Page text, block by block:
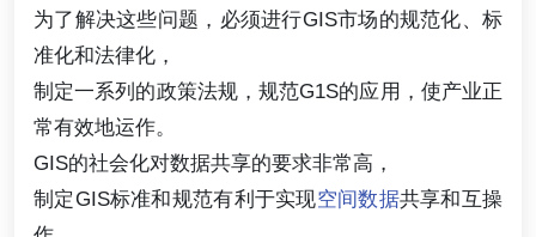
为了解决这些问题，必须进行GIS市场的规范化、标
准化和法律化，
制定一系列的政策法规，规范G1S的应用，使产业正
常有效地运作。
GIS的社会化对数据共享的要求非常高，
制定GIS标准和规范有利于实现空间数据共享和互操